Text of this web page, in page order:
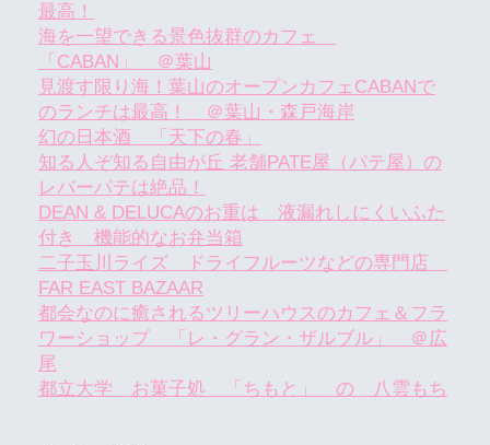
最高！
海を一望できる景色抜群のカフェ
「CABAN」 ＠葉山
見渡す限り海！葉山のオープンカフェCABANで
のランチは最高！ ＠葉山・森戸海岸
幻の日本酒 「天下の春」
知る人ぞ知る自由が丘 老舗PATE屋（パテ屋）の
レバーパテは絶品！
DEAN & DELUCAのお重は 液漏れしにくいふた
付き 機能的なお弁当箱
二子玉川ライズ ドライフルーツなどの専門店
FAR EAST BAZAAR
都会なのに癒されるツリーハウスのカフェ＆フラ
ワーショップ 「レ・グラン・ザルブル」 ＠広
尾
都立大学 お菓子処 「ちもと」 の 八雲もち